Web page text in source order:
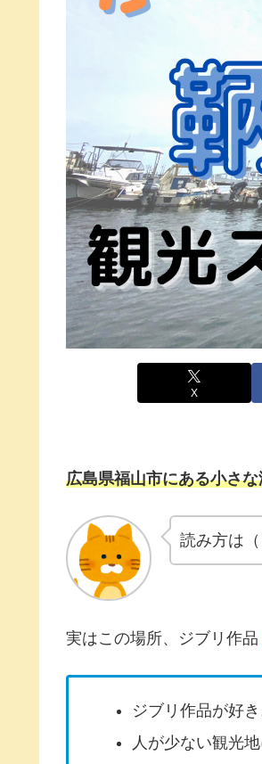
X
広島県福山市にある小さな
読み方は（
実はこの場所、ジブリ作品
ジブリ作品が好き
人が少ない観光地